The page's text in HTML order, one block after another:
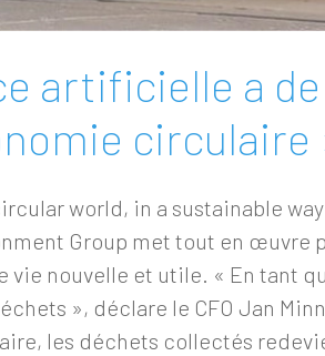
artificielle a
circulaire
world, in a sustainable
Group met tout en œuvre
vie nouvelle et utile. « En tant
», déclare le CFO Jan
les déchets collectés